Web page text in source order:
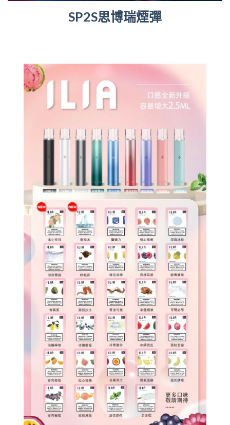
SP2S思博瑞煙彈